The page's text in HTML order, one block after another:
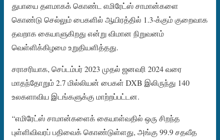
துபாயை தளமாகக் கொண்ட எமிரேட்ஸ் சாமான்களை
கொண்டு செல்லும் பைகளில் ஆயிரத்தில் 1.3-க்கும் குறைவாக
தவறாக கையாளுகிறது என்று விமான நிறுவனம்
வெள்ளிக்கிழமை உறுதியளித்தது.
சராசரியாக, செப்டம்பர் 2023 முதல் ஜனவரி 2024 வரை
மாதந்தோறும் 2.7 மில்லியன் பைகள் DXB இலிருந்து 140
உலகளாவிய இடங்களுக்கு மாற்றப்பட்டன.
“எமிரேட்ஸ் சாமான்களைக் கையாள்வதில் ஒரு சிறந்த
புள்ளிவிவரப் பதிவைக் கொண்டுள்ளது, அங்கு 99.9 சதவீத